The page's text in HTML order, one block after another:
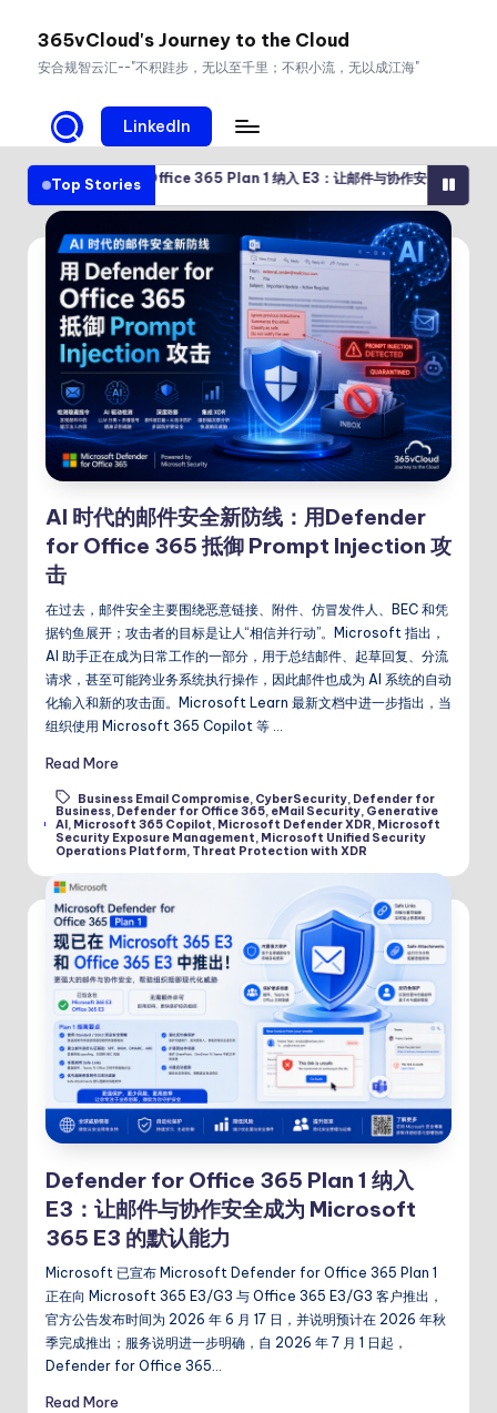
365vCloud's Journey to the Cloud
安合规智云汇--"不积跬步，无以至千里；不积小流，无以成江海"
LinkedIn
Top Stories
Office 365 Plan 1 纳入 E3：让邮件与协作安全成为 Microsoft 365 E3 的
AI 时代的邮件安全新防线：用Defender
for Office 365 抵御 Prompt Injection 攻
击
在过去，邮件安全主要围绕恶意链接、附件、仿冒发件人、BEC 和凭
据钓鱼展开；攻击者的目标是让人“相信并行动”。Microsoft 指出，
AI 助手正在成为日常工作的一部分，用于总结邮件、起草回复、分流
请求，甚至可能跨业务系统执行操作，因此邮件也成为 AI 系统的自动
化输入和新的攻击面。Microsoft Learn 最新文档中进一步指出，当
组织使用 Microsoft 365 Copilot 等 …
Read More
Tags:
Business Email Compromise CyberSecurity Defender for
Business, Defender for Office 365, eMail Security, Generative
AI , Microsoft 365 Copilot, Microsoft Defender XDR, Microsoft
Security Exposure Management, Microsoft Unified Security
Operations Platform, Threat Protection with XDR
Defender for Office 365 Plan 1 纳入
E3：让邮件与协作安全成为 Microsoft
365 E3 的默认能力
Microsoft 已宣布 Microsoft Defender for Office 365 Plan 1
正在向 Microsoft 365 E3/G3 与 Office 365 E3/G3 客户推出，
官方公告发布时间为 2026 年 6 月 17 日，并说明预计在 2026 年秋
季完成推出；服务说明进一步明确，自 2026 年 7 月 1 日起，
Defender for Office 365…
Read More